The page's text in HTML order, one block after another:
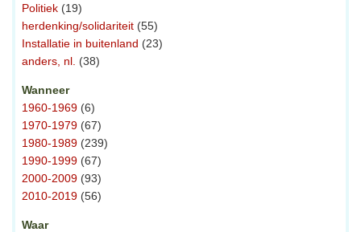
Politiek (19)
herdenking/solidariteit (55)
Installatie in buitenland (23)
anders, nl. (38)
Wanneer
1960-1969 (6)
1970-1979 (67)
1980-1989 (239)
1990-1999 (67)
2000-2009 (93)
2010-2019 (56)
Waar